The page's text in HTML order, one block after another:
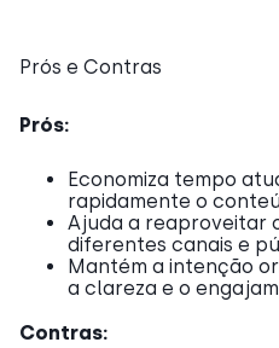
Prós e Contras
Prós:
Economiza tempo
rapidamente o
Ajuda a reaproveitar
diferentes canais e
Mantém a intenção
a clareza e o
Contras: